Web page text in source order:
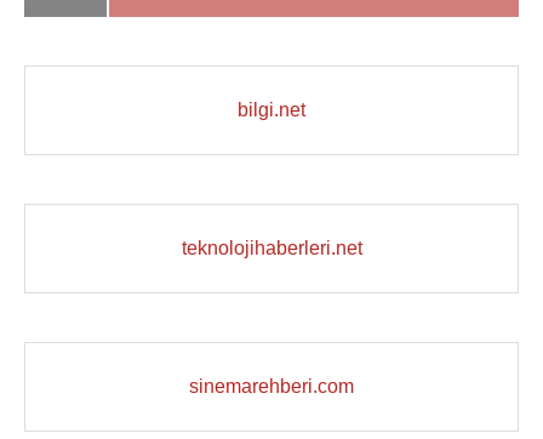
bilgi.net
teknolojihaberleri.net
sinemarehberi.com